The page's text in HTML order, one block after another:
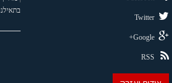
Twitter
Google+
RSS